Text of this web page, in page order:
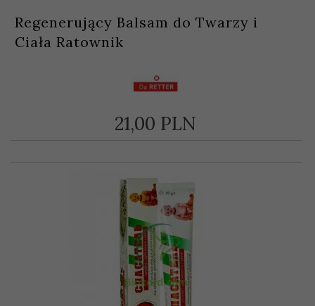
Regenerujący Balsam do Twarzy i
Ciała Ratownik
21,00 PLN